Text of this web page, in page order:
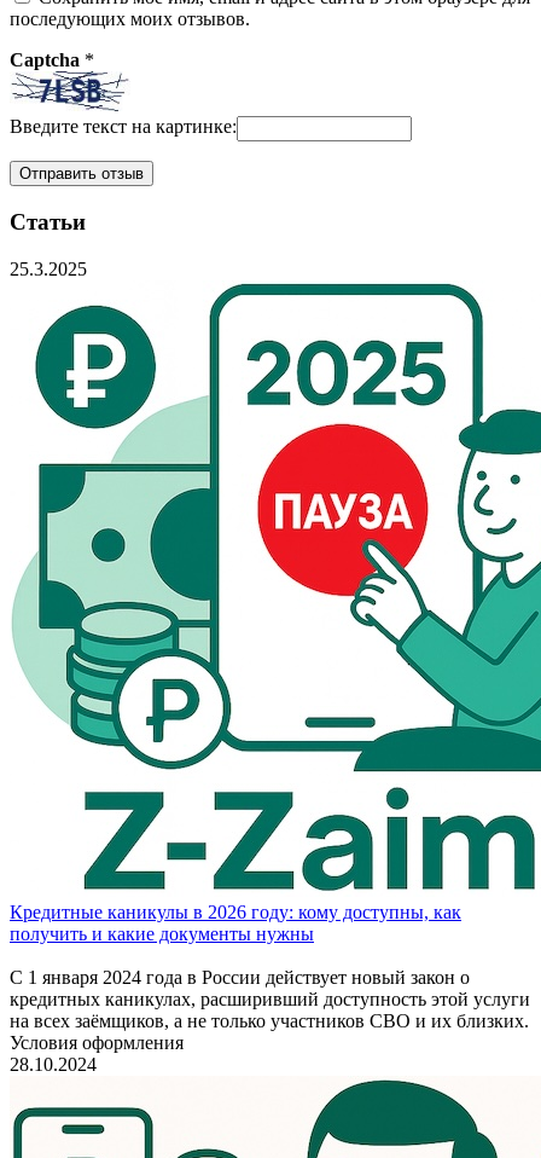
последующих моих отзывов.
Captcha *
Введите текст на картинке:
Статьи
25.3.2025
Кредитные каникулы в 2026 году: кому доступны, как
получить и какие документы нужны
С 1 января 2024 года в России действует новый закон о
кредитных каникулах, расширивший доступность этой услуги
на всех заёмщиков, а не только участников СВО и их близких.
Условия оформления
28.10.2024